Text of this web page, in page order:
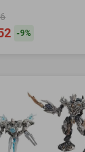
Prime 28cm
-9%